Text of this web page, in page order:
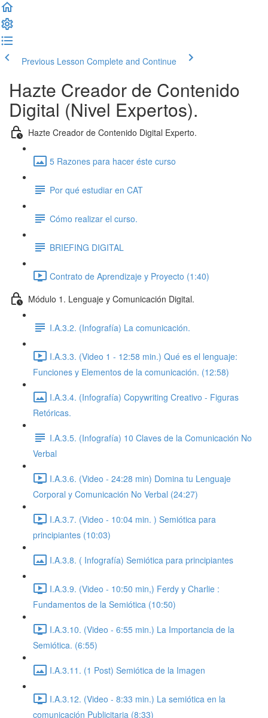
Previous Lesson Complete and Continue
Hazte Creador de Contenido
Digital (Nivel Expertos).
Hazte Creador de Contenido Digital Experto.
5 Razones para hacer éste curso
Por qué estudiar en CAT
Cómo realizar el curso.
BRIEFING DIGITAL
Contrato de Aprendizaje y Proyecto (1:40)
Módulo 1. Lenguaje y Comunicación Digital.
I.A.3.2. (Infografía) La comunicación.
I.A.3.3. (Video 1 - 12:58 min.) Qué es el lenguaje:
Funciones y Elementos de la comunicación. (12:58)
I.A.3.4. (Infografía) Copywriting Creativo - Figuras
Retóricas.
I.A.3.5. (Infografía) 10 Claves de la Comunicación No
Verbal
I.A.3.6. (Video - 24:28 min) Domina tu Lenguaje
Corporal y Comunicación No Verbal (24:27)
I.A.3.7. (Video - 10:04 min. ) Semiótica para
principiantes (10:03)
I.A.3.8. ( Infografía) Semiótica para principiantes
I.A.3.9. (Video - 10:50 min,) Ferdy y Charlie :
Fundamentos de la Semiótica (10:50)
I.A.3.10. (Video - 6:55 min.) La Importancia de la
Semiótica. (6:55)
I.A.3.11. (1 Post) Semiótica de la Imagen
I.A.3.12. (Video - 8:33 min.) La semiótica en la
comunicación Publicitaria (8:33)